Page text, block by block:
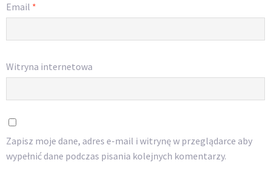
Email *
Witryna internetowa
Zapisz moje dane, adres e-mail i witrynę w przeglądarce aby
wypełnić dane podczas pisania kolejnych komentarzy.